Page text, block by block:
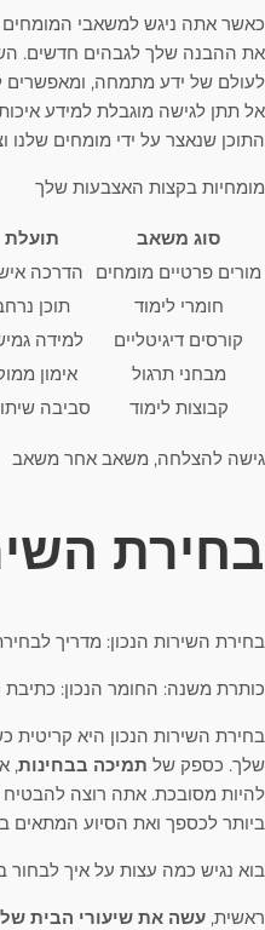
כאשר אתה ניגש למשאבי
את ההבנה שלך לגבהים חדשים.
לעולם של ידע מתמחה, ומאפשרים
אל תתן לגישה מוגבלת למידע
התוכן שנאצר על ידי מומחים
מומחיות בקצות האצבעות שלך
סוג משאב תועלת
מורים פרטיים מומחים
הדרכה
חומרי לימוד
תוכן
קורסים דיגיטליים
למידה
מבחני תרגול
אימון
קבוצות לימוד
סביבה
גישה להצלחה, משאב אחר משאב
בחירת
בחירת השירות הנכון: מדריך
כותרת משנה: החומר הנכון:
בחירת השירות הנכון היא
שלך. כספק של תמיכה בבחינות,
להיות מסובכת. אתה רוצה
ביותר לכספך ואת הסיוע המתאים
בוא נגיש כמה עצות על איך לבחור
ראשית, עשה את שיעורי הבית